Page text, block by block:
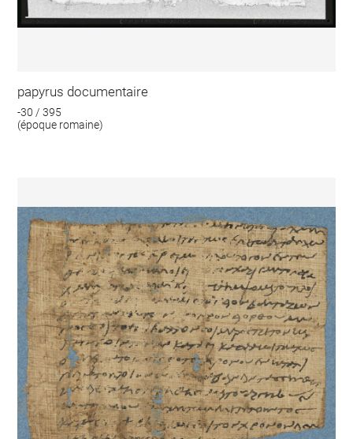
papyrus documentaire
-30 / 395
(époque romaine)